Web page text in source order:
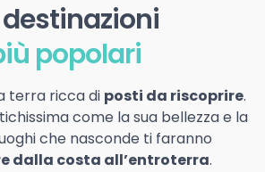
destinazioni
popolari
terra ricca di posti da riscoprire.
come la sua bellezza e la
che nasconde ti faranno
dalla costa all’entroterra.